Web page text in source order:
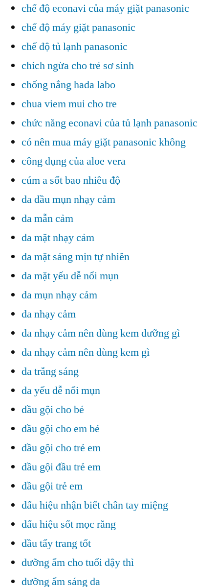
chế độ econavi của máy giặt panasonic
chế độ máy giặt panasonic
chế độ tủ lạnh panasonic
chích ngừa cho trẻ sơ sinh
chống nắng hada labo
chua viem mui cho tre
chức năng econavi của tủ lạnh panasonic
có nên mua máy giặt panasonic không
công dụng của aloe vera
cúm a sốt bao nhiêu độ
da dầu mụn nhạy cảm
da mẫn cảm
da mặt nhạy cảm
da mặt sáng mịn tự nhiên
da mặt yếu dễ nổi mụn
da mụn nhạy cảm
da nhạy cảm
da nhạy cảm nên dùng kem dưỡng gì
da nhạy cảm nên dùng kem gì
da trắng sáng
da yếu dễ nổi mụn
dầu gội cho bé
dầu gội cho em bé
dầu gội cho trẻ em
dầu gội đầu trẻ em
dầu gội trẻ em
dấu hiệu nhận biết chân tay miệng
dấu hiệu sốt mọc răng
dầu tẩy trang tốt
dưỡng ẩm cho tuổi dậy thì
dưỡng ẩm sáng da